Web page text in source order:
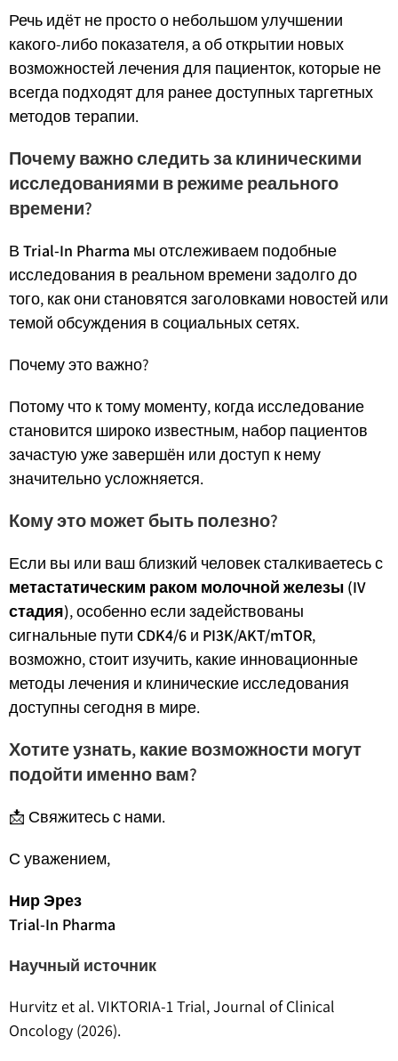
Речь идёт не просто о небольшом улучшении
какого-либо показателя, а об открытии новых
возможностей лечения для пациенток, которые не
всегда подходят для ранее доступных таргетных
методов терапии.
Почему важно следить за клиническими
исследованиями в режиме реального
времени?
В Trial-In Pharma мы отслеживаем подобные
исследования в реальном времени задолго до
того, как они становятся заголовками новостей или
темой обсуждения в социальных сетях.
Почему это важно?
Потому что к тому моменту, когда исследование
становится широко известным, набор пациентов
зачастую уже завершён или доступ к нему
значительно усложняется.
Кому это может быть полезно?
Если вы или ваш близкий человек сталкиваетесь с
метастатическим раком молочной железы (IV
стадия), особенно если задействованы
сигнальные пути CDK4/6 и PI3K/AKT/mTOR,
возможно, стоит изучить, какие инновационные
методы лечения и клинические исследования
доступны сегодня в мире.
Хотите узнать, какие возможности могут
подойти именно вам?
📩 Свяжитесь с нами.
С уважением,
Нир Эрез
Trial-In Pharma
Научный источник
Hurvitz et al. VIKTORIA-1 Trial, Journal of Clinical
Oncology (2026).